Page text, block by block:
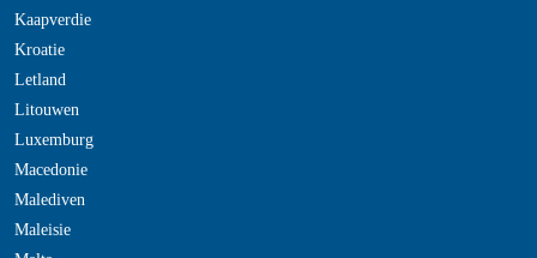
Kaapverdie
Kroatie
Letland
Litouwen
Luxemburg
Macedonie
Malediven
Maleisie